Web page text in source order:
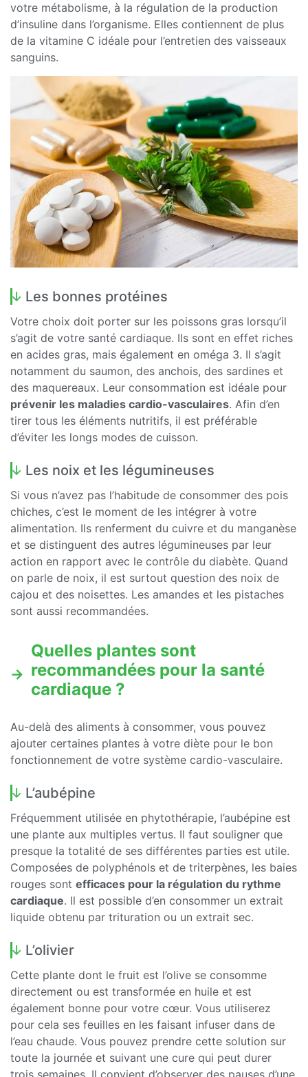
votre métabolisme, à la régulation de la production
d’insuline dans l’organisme. Elles contiennent de plus
de la vitamine C idéale pour l’entretien des vaisseaux
sanguins.
Les bonnes protéines
Votre choix doit porter sur les poissons gras lorsqu’il
s’agit de votre santé cardiaque. Ils sont en effet riches
en acides gras, mais également en oméga 3. Il s’agit
notamment du saumon, des anchois, des sardines et
des maquereaux. Leur consommation est idéale pour
prévenir les maladies cardio-vasculaires. Afin d’en
tirer tous les éléments nutritifs, il est préférable
d’éviter les longs modes de cuisson.
Les noix et les légumineuses
Si vous n’avez pas l’habitude de consommer des pois
chiches, c’est le moment de les intégrer à votre
alimentation. Ils renferment du cuivre et du manganèse
et se distinguent des autres légumineuses par leur
action en rapport avec le contrôle du diabète. Quand
on parle de noix, il est surtout question des noix de
cajou et des noisettes. Les amandes et les pistaches
sont aussi recommandées.
Quelles plantes sont
recommandées pour la santé
cardiaque ?
Au-delà des aliments à consommer, vous pouvez
ajouter certaines plantes à votre diète pour le bon
fonctionnement de votre système cardio-vasculaire.
L’aubépine
Fréquemment utilisée en phytothérapie, l’aubépine est
une plante aux multiples vertus. Il faut souligner que
presque la totalité de ses différentes parties est utile.
Composées de polyphénols et de triterpènes, les baies
rouges sont efficaces pour la régulation du rythme
cardiaque. Il est possible d’en consommer un extrait
liquide obtenu par trituration ou un extrait sec.
L’olivier
Cette plante dont le fruit est l’olive se consomme
directement ou est transformée en huile et est
également bonne pour votre cœur. Vous utiliserez
pour cela ses feuilles en les faisant infuser dans de
l’eau chaude. Vous pouvez prendre cette solution sur
toute la journée et suivant une cure qui peut durer